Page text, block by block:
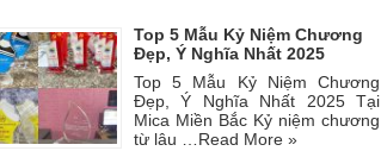
Top 5 Mẫu Kỷ Niệm Chương
Đẹp, Ý Nghĩa Nhất 2025
Top 5 Mẫu Kỷ Niệm Chương
Đẹp, Ý Nghĩa Nhất 2025 Tại
Mica Miền Bắc Kỷ niệm chương
từ lâu … Read More »